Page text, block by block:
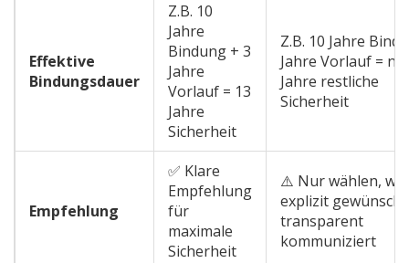
Effektive
Bindungsdauer
Z.B. 10
Jahre
Bindung + 3
Jahre
Vorlauf = 13
Jahre
Sicherheit
Z.B. 10 Jahre
Jahre Vorlauf =
Jahre restliche
Sicherheit
Empfehlung
✅ Klare
Empfehlung
für
maximale
Sicherheit
⚠️ Nur wählen,
explizit
transparent
kommuniziert